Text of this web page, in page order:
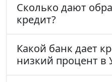
Сколько дают
кредит?
Какой банк дает
низкий процент в